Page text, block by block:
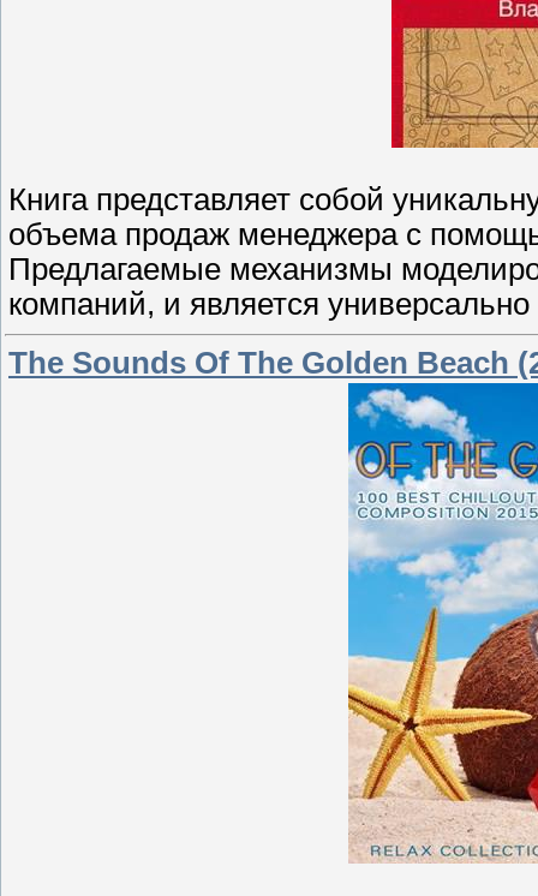
Книга представляет собой
объема продаж менеджера с
Предлагаемые механизмы
компаний, и является
The Sounds Of The Golden Beach